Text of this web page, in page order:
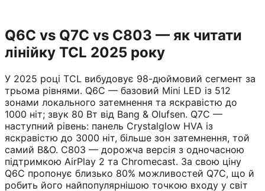
Q6C vs Q7C vs C803 — як читати
лінійку TCL 2025 року
У 2025 році TCL вибудовує 98-дюймовий сегмент за
трьома рівнями. Q6C — базовий Mini LED із 512
зонами локального затемнення та яскравістю до
1000 ніт; звук 80 Вт від Bang & Olufsen. Q7C —
наступний рівень: панель Crystalglow HVA із
яскравістю до 3000 ніт, більше зон затемнення, той
самий B&O. C803 — дорожча версія з одночасною
підтримкою AirPlay 2 та Chromecast. За свою ціну
Q6C пропонує близько 80% можливостей Q7C, що й
робить його найпопулярнішою точкою входу у світ